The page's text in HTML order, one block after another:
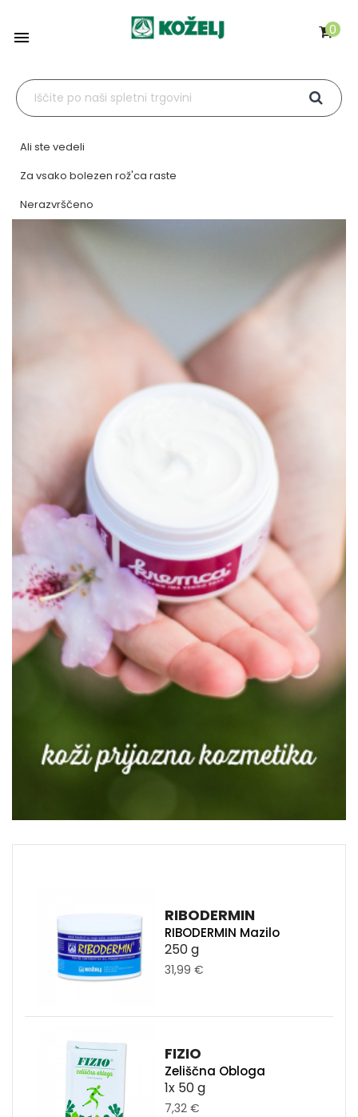
 0
Ali ste vedeli
Za vsako bolezen rož'ca raste
Nerazvrščeno
RIBODERMIN
RIBODERMIN Mazilo
250 g
31,99 €
FIZIO
Zeliščna Obloga
1x 50 g
7,32 €